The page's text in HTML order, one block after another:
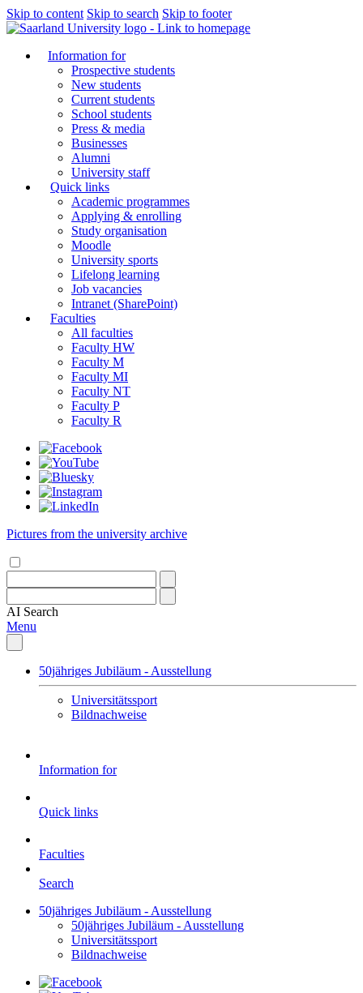
Skip to content Skip to search Skip to footer
Information for
Prospective students
New students
Current students
School students
Press & media
Businesses
Alumni
University staff
Quick links
Academic programmes
Applying & enrolling
Study organisation
Moodle
University sports
Lifelong learning
Job vacancies
Intranet (SharePoint)
Faculties
All faculties
Faculty HW
Faculty M
Faculty MI
Faculty NT
Faculty P
Faculty R
Pictures from the university archive
AI Search
Menu
50jähriges Jubiläum - Ausstellung
Universitätssport
Bildnachweise
Information for
Quick links
Faculties
Search
50jähriges Jubiläum - Ausstellung
50jähriges Jubiläum - Ausstellung
Universitätssport
Bildnachweise